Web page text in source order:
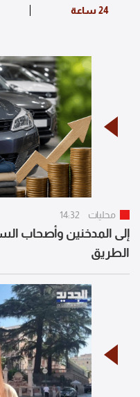
محليات 14:32
إلى المدخنين وأصحاب
الطريق